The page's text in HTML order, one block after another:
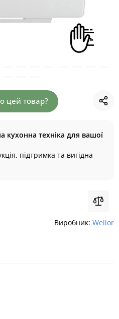
цей товар?
кухонна техніка для вашої
підтримка та вигідна
Виробник: Weilor